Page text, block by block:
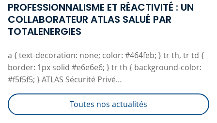
PROFESSIONNALISME ET RÉACTIVITÉ : UN
COLLABORATEUR ATLAS SALUÉ PAR
TOTALENERGIES
a { text-decoration: none; color: #464feb; } tr th, tr td {
border: 1px solid #e6e6e6; } tr th { background-color:
#f5f5f5; } ATLAS Sécurité Privé…
Toutes nos actualités